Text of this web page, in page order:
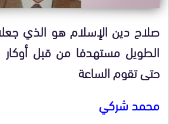
صلاح دين الإسلام هو الذي جعله
الطويل مستهدفا من قبل أوكار
حتى تقوم الساعة
محمد شركي